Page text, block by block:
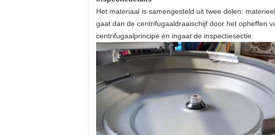
Het materiaal is samengesteld uit twee delen:
gaat dan de centrifugaaldraaischijf door het opheffen
centrifugaalprincipe en ingaat de inspectiesectie.